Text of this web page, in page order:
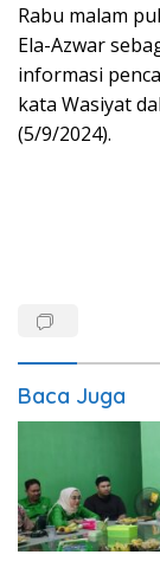
Rabu malam
Ela-Azwar
informasi
kata Wasiyat
(5/9/2024).
Baca Juga